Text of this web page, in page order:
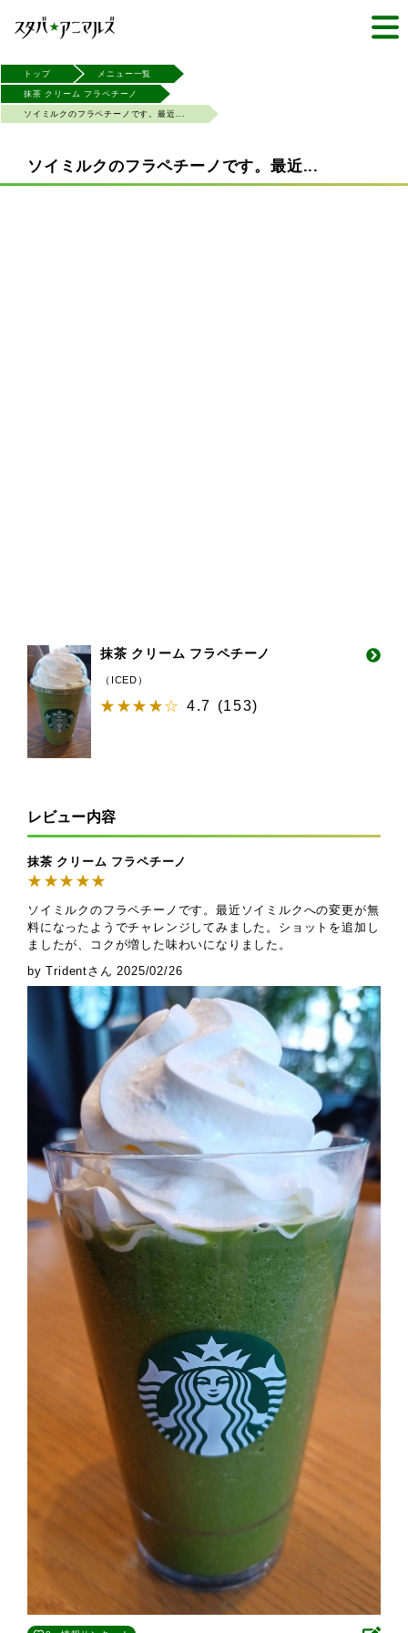
トップ メニュー一覧
抹茶 クリーム フラペチーノ
ソイミルクのフラペチーノです。最近...
ソイミルクのフラペチーノです。最近...
抹茶 クリーム フラペチーノ
（ICED）
4.7 (153)
レビュー内容
抹茶 クリーム フラペチーノ
ソイミルクのフラペチーノです。最近ソイミルクへの変更が無
料になったようでチャレンジしてみました。ショットを追加し
ましたが、コクが増した味わいになりました。
by Tridentさん 2025/02/26